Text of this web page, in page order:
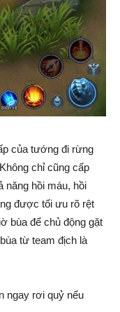
của tướng đi rừng
chỉ cũng cấp
năng hồi máu, hồi
được tối ưu rõ rệt
bùa để chủ động gặt
từ team địch là
ngay rơi quỷ nếu